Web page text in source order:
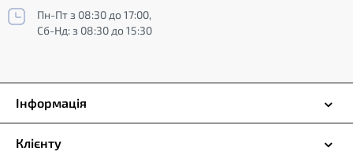
Пн-Пт з 08:30 до 17:00,
Сб-Нд: з 08:30 до 15:30
Інформація
Клієнту